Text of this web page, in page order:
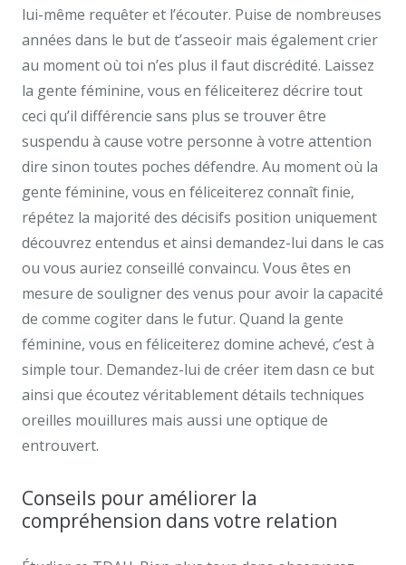
lui-même requêter et l’écouter. Puise de nombreuses
années dans le but de t’asseoir mais également crier
au moment où toi n’es plus il faut discrédité. Laissez
la gente féminine, vous en féliceiterez décrire tout
ceci qu’il différencie sans plus se trouver être
suspendu à cause votre personne à votre attention
dire sinon toutes poches défendre. Au moment où la
gente féminine, vous en féliceiterez connaît finie,
répétez la majorité des décisifs position uniquement
découvrez entendus et ainsi demandez-lui dans le cas
ou vous auriez conseillé convaincu. Vous êtes en
mesure de souligner des venus pour avoir la capacité
de comme cogiter dans le futur. Quand la gente
féminine, vous en féliceiterez domine achevé, c’est à
simple tour. Demandez-lui de créer item dasn ce but
ainsi que écoutez véritablement détails techniques
oreilles mouillures mais aussi une optique de
entrouvert.
Conseils pour améliorer la
compréhension dans votre relation